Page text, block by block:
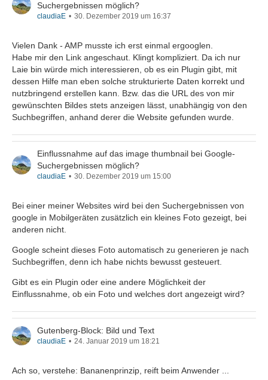
Suchergebnissen möglich?
claudiaE 30. Dezember 2019 um 16:37
Vielen Dank - AMP musste ich erst einmal ergooglen.
Habe mir den Link angeschaut. Klingt kompliziert. Da ich nur
Laie bin würde mich interessieren, ob es ein Plugin gibt, mit
dessen Hilfe man eben solche strukturierte Daten korrekt und
nutzbringend erstellen kann. Bzw. das die URL des von mir
gewünschten Bildes stets anzeigen lässt, unabhängig von den
Suchbegriffen, anhand derer die Website gefunden wurde.
Einflussnahme auf das image thumbnail bei Google-
Suchergebnissen möglich?
claudiaE 30. Dezember 2019 um 15:00
Bei einer meiner Websites wird bei den Suchergebnissen von
google in Mobilgeräten zusätzlich ein kleines Foto gezeigt, bei
anderen nicht.
Google scheint dieses Foto automatisch zu generieren je nach
Suchbegriffen, denn ich habe nichts bewusst gesteuert.
Gibt es ein Plugin oder eine andere Möglichkeit der
Einflussnahme, ob ein Foto und welches dort angezeigt wird?
Gutenberg-Block: Bild und Text
claudiaE 24. Januar 2019 um 18:21
Ach so, verstehe: Bananenprinzip, reift beim Anwender ...